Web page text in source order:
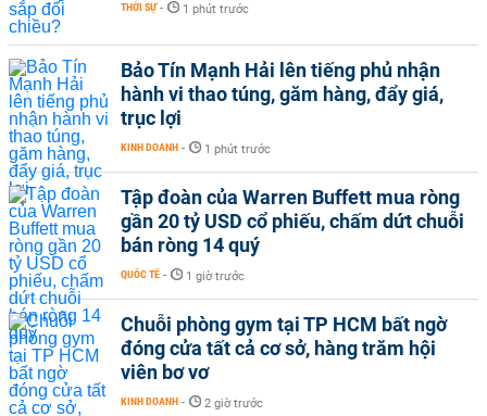
THỜI SỰ - 1 phút trước
Bảo Tín Mạnh Hải lên tiếng phủ nhận
hành vi thao túng, găm hàng, đẩy giá,
trục lợi
KINH DOANH - 1 phút trước
Tập đoàn của Warren Buffett mua ròng
gần 20 tỷ USD cổ phiếu, chấm dứt chuỗi
bán ròng 14 quý
QUỐC TẾ - 1 giờ trước
Chuỗi phòng gym tại TP HCM bất ngờ
đóng cửa tất cả cơ sở, hàng trăm hội
viên bơ vơ
KINH DOANH - 2 giờ trước